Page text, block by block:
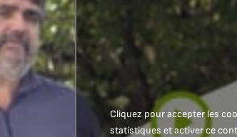
Cliquez pour accepter les
statistiques et activer ce